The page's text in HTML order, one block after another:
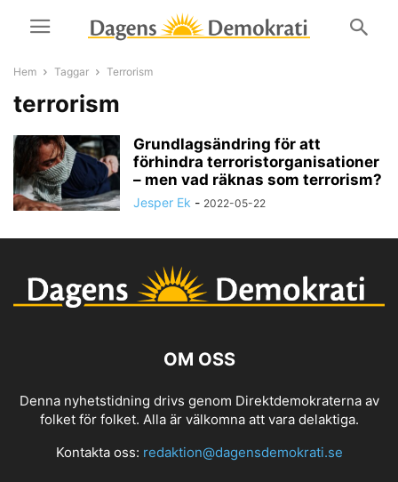
Hem Taggar Terrorism
terrorism
Grundlagsändring för att
förhindra terroristorganisationer
– men vad räknas som terrorism?
Jesper Ek - 2022-05-22
OM OSS
Denna nyhetstidning drivs genom Direktdemokraterna av
folket för folket. Alla är välkomna att vara delaktiga.
Kontakta oss: redaktion@dagensdemokrati.se